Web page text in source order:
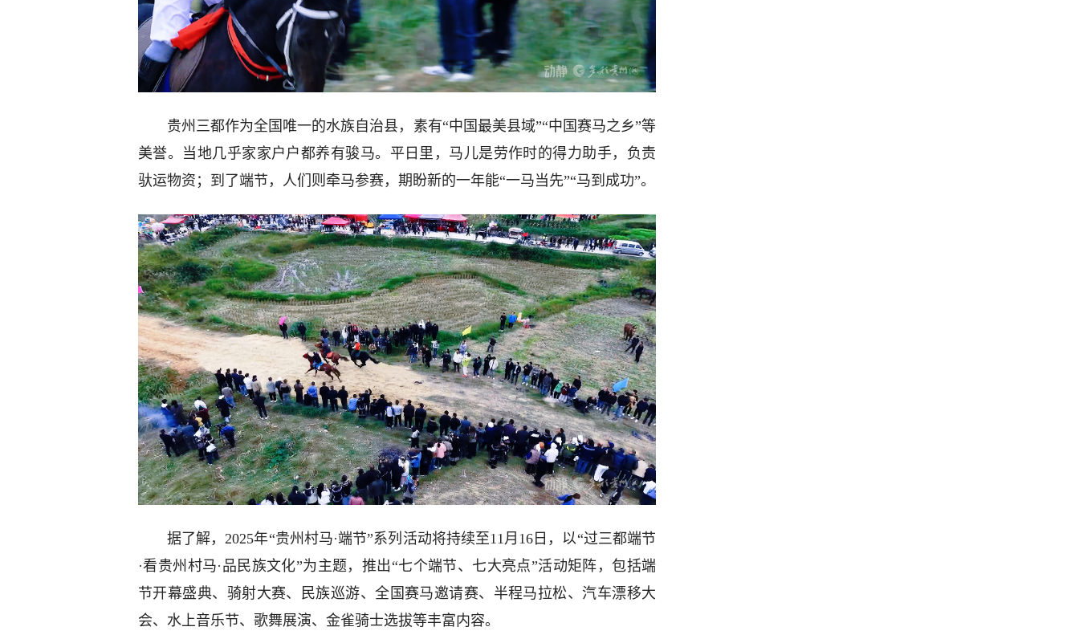
贵州三都作为全国唯一的水族自治县，素有“中国最美县域”“中国赛马之乡”等
美誉。当地几乎家家户户都养有骏马。平日里，马儿是劳作时的得力助手，负责
驮运物资；到了端节，人们则牵马参赛，期盼新的一年能“一马当先”“马到成功”。
据了解，2025年“贵州村马·端节”系列活动将持续至11月16日，以“过三都端节
·看贵州村马·品民族文化”为主题，推出“七个端节、七大亮点”活动矩阵，包括端
节开幕盛典、骑射大赛、民族巡游、全国赛马邀请赛、半程马拉松、汽车漂移大
会、水上音乐节、歌舞展演、金雀骑士选拔等丰富内容。